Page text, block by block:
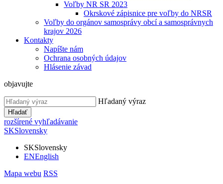
Voľby NR SR 2023
Okrskové zápisnice pre voľby do NRSR
Voľby do orgánov samosprávy obcí a samosprávnych
krajov 2026
Kontakty
Napíšte nám
Ochrana osobných údajov
Hlásenie závad
objavujte
Hľadaný výraz
Hľadať
rozšírené vyhľadávanie
SKSlovensky
SKSlovensky
ENEnglish
Mapa webu RSS